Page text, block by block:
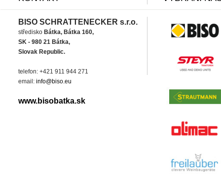
BISO SCHRATTENECKER s.r.o.
středisko Bátka, Bátka 160,
SK - 980 21 Bátka,
Slovak Republic.
telefon: +421 911 944 271
email: info@biso.eu
www.bisobatka.sk